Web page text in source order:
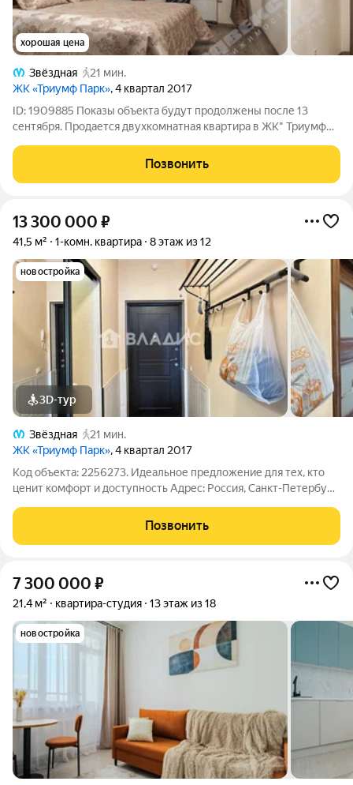
хорошая цена
Звёздная
21 мин.
ЖК «Триумф Парк», 4 квартал 2017
ID: 1909885 Показы объекта будут продолжены после 13
сентября. Продается двухкомнатная квартира в ЖК" Триумф
"Московская". Квартира двухсторонняя, окна комнаты и кухни
выходят во двор, окна
Позвонить
13 300 000 ₽
41,5 м² 1-комн. квартира 8 этаж из 12
новостройка
3D-тур
Звёздная
21 мин.
ЖК «Триумф Парк», 4 квартал 2017
Код объекта: 2256273. Идеальное предложение для тех, кто
ценит комфорт и доступность Адрес: Россия, Санкт-Петербург,
постройки: 2017 - Материал постройки: монолитный -
Отопление: центральное -
Позвонить
7 300 000 ₽
21,4 м² квартира-студия 13 этаж из 18
новостройка